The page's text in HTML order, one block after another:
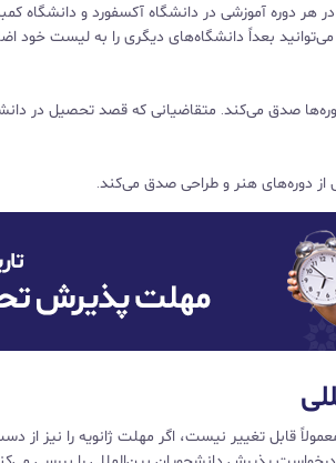
دوره آموزشی در دانشگاه‌ آکسفورد و دانشگاه
بعداً دانشگاه‌های دیگری را به لیست خود
صدق می‌کند. متقاضیانی که قصد تحصیل در
از دوره‌های هنر و طراحی صدق می‌کند.
اینکه مهلت 15 اکتبر معمولاً قابل تغییر نیست، اگر مهلت